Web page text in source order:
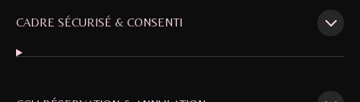
CADRE SÉCURISÉ & CONSENTI